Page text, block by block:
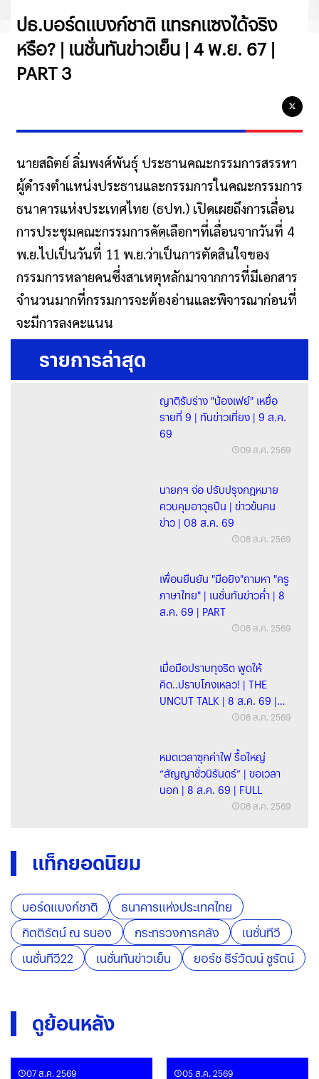
ปธ.บอร์ดแบงก์ชาติ แทรกแซงได้จริง
หรือ? | เนชั่นทันข่าวเย็น | 4 พ.ย. 67 |
PART 3
นายสถิตย์ ลิ่มพงศ์พันธุ์ ประธานคณะกรรมการสรรหา
ผู้ดำรงตำแหน่งประธานและกรรมการในคณะกรรมการ
ธนาคารแห่งประเทศไทย (ธปท.) เปิดเผยถึงการเลื่อน
การประชุมคณะกรรมการคัดเลือกฯที่เลื่อนจากวันที่ 4
พ.ย.ไปเป็นวันที่ 11 พ.ย.ว่าเป็นการตัดสินใจของ
กรรมการหลายคนซึ่งสาเหตุหลักมาจากการที่มีเอกสาร
จำนวนมากที่กรรมการจะต้องอ่านและพิจารณาก่อนที่
จะมีการลงคะแนน
รายการล่าสุด
ญาติรับร่าง "น้องเฟย์" เหยื่อ
รายที่ 9 | ทันข่าวเที่ยง | 9 ส.ค.
69
09 ส.ค. 2569
นายกฯ จ่อ ปรับปรุงกฎหมาย
ควบคุมอาวุธปืน | ข่าวข้นคน
ข่าว | 08 ส.ค. 69
08 ส.ค. 2569
เพื่อนยืนยัน "มือยิง"ถามหา "ครู
ภาษาไทย" | เนชั่นทันข่าวค่ำ | 8
ส.ค. 69 | PART
08 ส.ค. 2569
เมื่อมือปราบทุจริต พูดให้
คิด..ปราบโกงเหลว! | THE
UNCUT TALK | 8 ส.ค. 69 |
08 ส.ค. 2569
หมดเวลาซุกค่าไฟ รื้อใหญ่
“สัญญาชั่วนิรันดร์” | ขอเวลา
นอก | 8 ส.ค. 69 | FULL
08 ส.ค. 2569
แท็กยอดนิยม
บอร์ดแบงก์ชาติ
ธนาคารแห่งประเทศไทย
กิตติรัตน์ ณ รนอง
กระทรวงการคลัง
เนชั่นทีวี
เนชั่นทีวี22
เนชั่นทันข่าวเย็น ยอร์ช ธีร์วัฒน์ ชูรัตน์
ดูย้อนหลัง
07 ส.ค. 2569 05 ส.ค. 2569